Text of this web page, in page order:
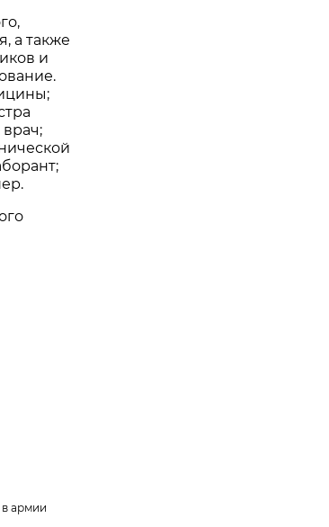
а также
и
армии